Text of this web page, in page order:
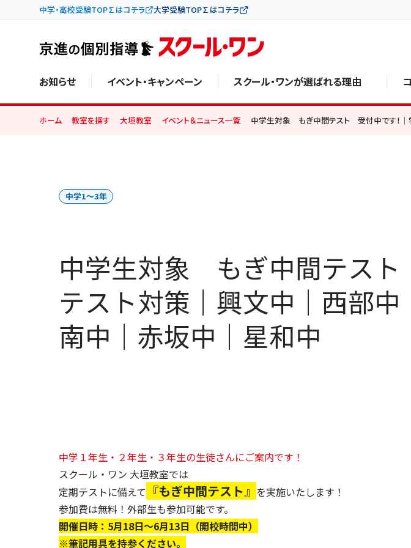
中学・高校受験TOP∑はコチラ 大学受験TOP∑はコチラ
お知らせ イベント・キャンペーン スクール・ワンが選ばれる理由
ホーム 教室を探す 大垣教室 イベント＆ニュース一覧 中学生対象 もぎ中間テスト 受付中です！
中学1〜3年
中学生対象 もぎ中間テスト
テスト対策｜興文中｜西部
南中｜赤坂中｜星和中
中学１年生・２年生・３年生の生徒さんにご案内です！
スクール・ワン 大垣教室では
定期テストに備えて 『もぎ中間テスト』 を実施いたします！
参加費は無料！外部生も参加可能です。
開催日時：5月18日～6月13日（開校時間中）
※筆記用具を持参ください。